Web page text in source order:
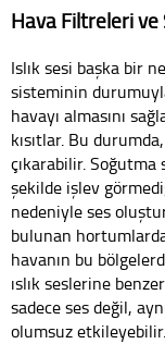
Hava Filtreleri
Islık sesi başka bir
sisteminin
havayı almasını
kısıtlar. Bu
çıkarabilir.
şekilde işlev
nedeniyle ses
bulunan
havanın bu
ıslık seslerine
sadece ses değil,
olumsuz etkileyebilir.